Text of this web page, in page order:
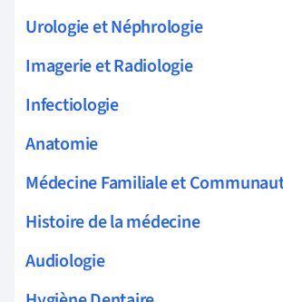
Urologie et Néphrologie
Imagerie et Radiologie
Infectiologie
Anatomie
Médecine Familiale et
Histoire de la médecine
Audiologie